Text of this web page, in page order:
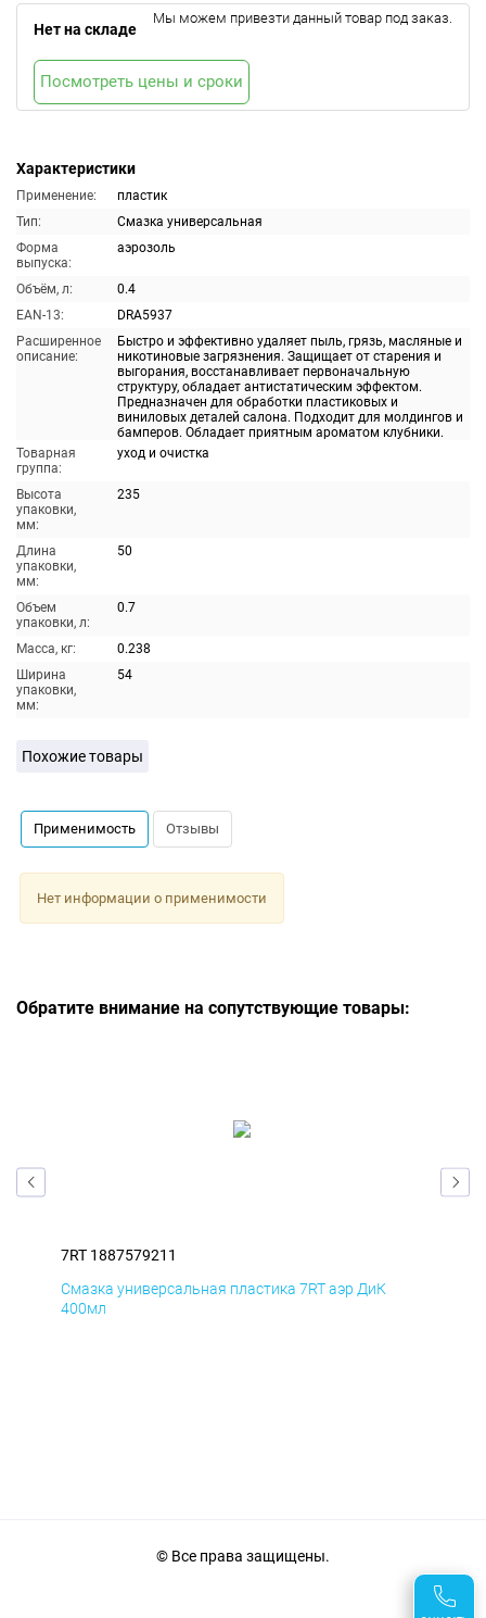
Характеристики
Применение:
пластик
Тип:
Смазка универсальная
Форма
выпуска:
аэрозоль
Объём, л:
0.4
EAN-13:
DRA5937
Расширенное
описание:
Быстро и эффективно удаляет пыль, грязь, масляные и
никотиновые загрязнения. Защищает от старения и
выгорания, восстанавливает первоначальную
структуру, обладает антистатическим эффектом.
Предназначен для обработки пластиковых и
виниловых деталей салона. Подходит для молдингов и
бамперов. Обладает приятным ароматом клубники.
Товарная
группа:
уход и очистка
Высота
упаковки,
мм:
235
Длина
упаковки,
мм:
50
Объем
упаковки, л:
0.7
Масса, кг:
0.238
Ширина
упаковки,
мм:
54
Нет на складе
Мы можем привезти данный товар под заказ.
Посмотреть цены и сроки
Похожие товары
Применимость Отзывы
Нет информации о применимости
Обратите внимание на сопутствующие товары:
7RT 1887579211
Смазка универсальная пластика 7RT аэр ДиК
400мл
© Все права защищены.